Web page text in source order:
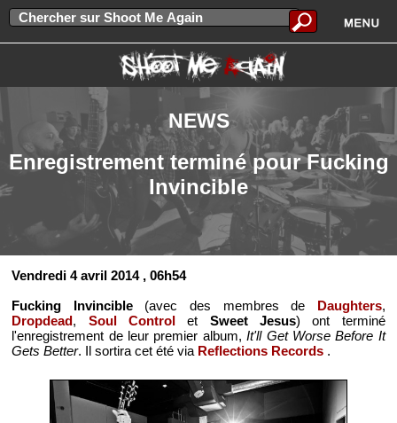
NEWS
Enregistrement terminé pour Fucking
Invincible
Vendredi 4 avril 2014 , 06h54
Fucking Invincible(avec des membres de Daughters,
Dropdead, Soul Control et Sweet Jesus) ont terminé
l'enregistrement de leur premier album,It'll Get Worse Before It
Gets Better. Il sortira cet été via Reflections Records .